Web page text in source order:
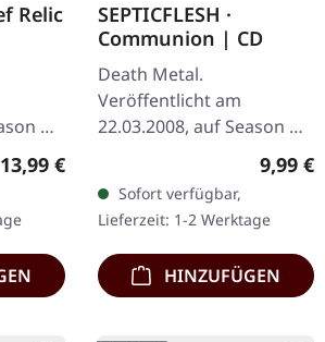
Relic
Of
Vinyl.
Regulärer Preis:
13,99 €
SEPTICFLESH ·
Communion | CD
Death Metal.
Veröffentlicht am
22.03.2008, auf Season Of
Mist. CD im Jewelcase. Die
symphonischen Death
Metal Giganten
Septicflesh…
9,99 €
Sofort verfügbar,
Lieferzeit: 1-2 Werktage
HINZUFÜGEN